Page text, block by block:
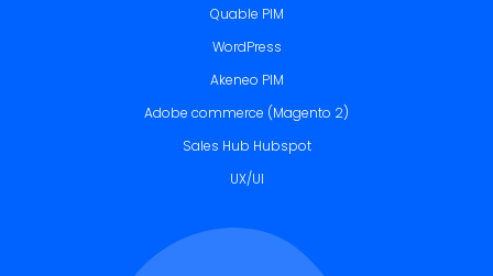
Quable PIM
WordPress
Akeneo PIM
Adobe commerce (Magento 2)
Sales Hub Hubspot
UX/UI